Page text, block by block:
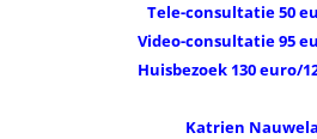
Tele-consultatie 50
Video-consultatie 95
Huisbezoek 130 euro/
Katrien